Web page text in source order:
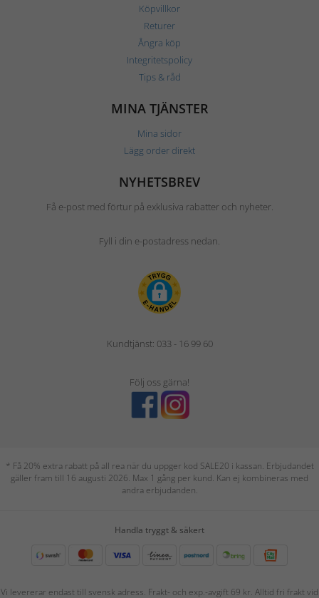
Köpvillkor
Returer
Ångra köp
Integritetspolicy
Tips & råd
MINA TJÄNSTER
Mina sidor
Lägg order direkt
NYHETSBREV
Få e-post med förtur på exklusiva rabatter och nyheter.
Fyll i din e-postadress nedan.
Kundtjänst: 033 - 16 99 60
Följ oss gärna!
* Få 20% extra rabatt på all rea när du uppger kod SALE20 i kassan. Erbjudandet
gäller fram till 16 augusti 2026. Max 1 gång per kund. Kan ej kombineras med
andra erbjudanden.
Handla tryggt & säkert
Vi levererar endast till svensk adress. Frakt- och exp.-avgift 69 kr. Alltid fri frakt vid